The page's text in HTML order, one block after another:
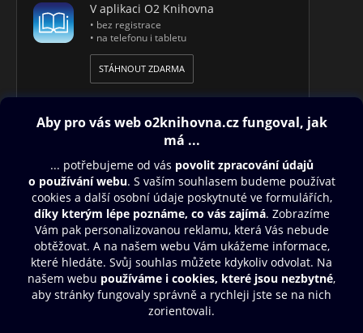
V aplikaci O2 Knihovna
• bez registrace
• na telefonu i tabletu
STÁHNOUT ZDARMA
Obsah ke stažení
Moje O2 Knihovna
Další zábava
© O2 Czech Republic a.s.